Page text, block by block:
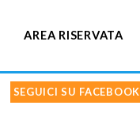
AREA RISERVATA
SEGUICI SU FACEBOOK